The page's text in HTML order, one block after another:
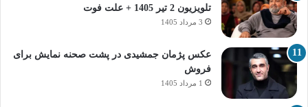
تلویزیون 2 تیر 1405 + علت فوت
3 مرداد 1405
عکس پژمان جمشیدی در پشت صحنه نمایش برای
فروش
1 مرداد 1405